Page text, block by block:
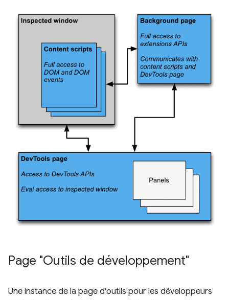
Page "Outils de développement"
Une instance de la page d'outils pour les développeurs